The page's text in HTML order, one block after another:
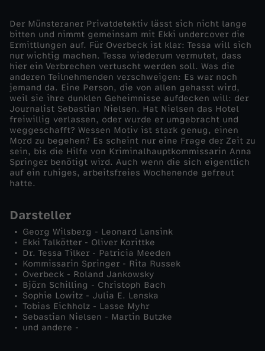
u
n
s
Der Münsteraner Privatdetektiv lässt sich nicht lange
bitten und nimmt gemeinsam mit Ekki undercover die
Ermittlungen auf. Für Overbeck ist klar: Tessa will sich
nur wichtig machen. Tessa wiederum vermutet, dass
hier ein Verbrechen vertuscht werden soll. Was die
anderen Teilnehmenden verschweigen: Es war noch
jemand da. Eine Person, die von allen gehasst wird,
weil sie ihre dunklen Geheimnisse aufdecken will: der
Journalist Sebastian Nielsen. Hat Nielsen das Hotel
freiwillig verlassen, oder wurde er umgebracht und
weggeschafft? Wessen Motiv ist stark genug, einen
Mord zu begehen? Es scheint nur eine Frage der Zeit zu
sein, bis die Hilfe von Kriminalhauptkommissarin Anna
Springer benötigt wird. Auch wenn die sich eigentlich
auf ein ruhiges, arbeitsfreies Wochenende gefreut
hatte.
Darsteller
Georg Wilsberg - Leonard Lansink
Ekki Talkötter - Oliver Korittke
Dr. Tessa Tilker - Patricia Meeden
Kommissarin Springer - Rita Russek
Overbeck - Roland Jankowsky
Björn Schilling - Christoph Bach
Sophie Lowitz - Julia E. Lenska
Tobias Eichholz - Lasse Myhr
Sebastian Nielsen - Martin Butzke
und andere -